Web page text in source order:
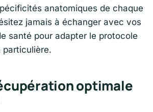
anatomiques de chaque
jamais à échanger avec vos
santé pour adapter le protocole
optimale